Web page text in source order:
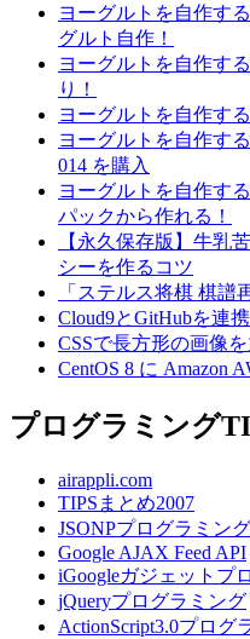
ヨーグルトを自作す
グルト自作！
ヨーグルトを自作す
り！
ヨーグルトを自作す
ヨーグルトを自作す
014 を購入
ヨーグルトを自作す
パックから作れる！
【永久保存版】牛乳
シーを作るコツ
「ステルス将棋 棋譜
Cloud9とGitHubを連
CSSで長方形の画像
CentOS 8 に Amazon
プログラミング
airappli.com
TIPSまとめ2007
JSONPプログラミング
Google AJAX Feed API
iGoogleガジェットプ
jQueryプログラミング
ActionScript3.0プログ